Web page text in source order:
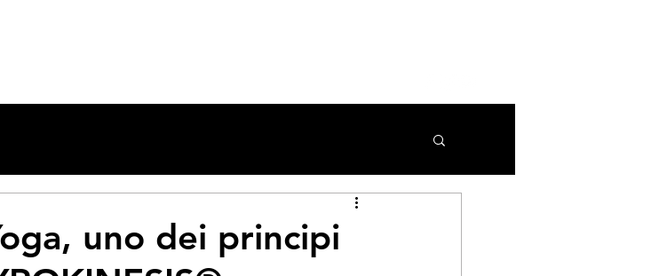
uno dei principi